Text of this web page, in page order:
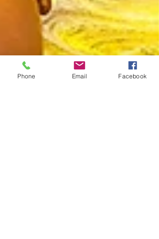
Phone Email Facebook